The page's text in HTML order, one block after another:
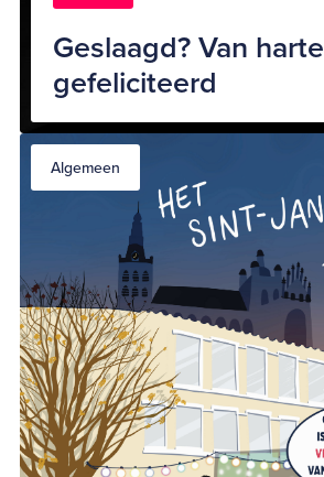
Geslaagd? Van harte
gefeliciteerd
Algemeen